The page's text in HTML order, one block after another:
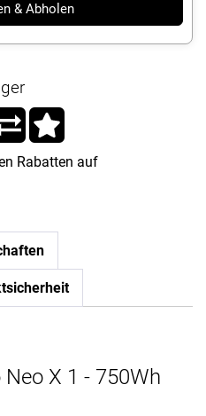
& Abholen
Rabatten auf
X 1 - 750Wh